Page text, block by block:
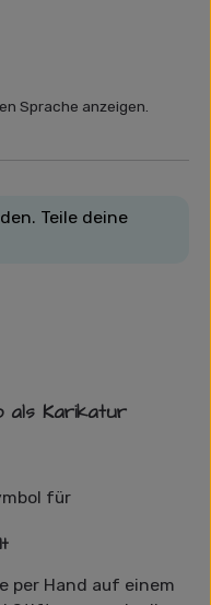
Sprache anzeigen.
Teile deine
als Karikatur
per Hand auf einem